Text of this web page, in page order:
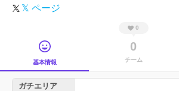
𝕏 ページ
基本情報
0
0
チーム
ガチエリア